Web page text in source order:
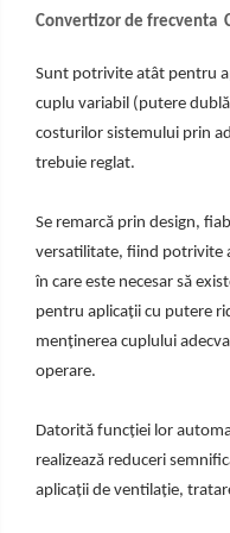
Convertizor de frecventa
Sunt potrivite atât pentru
cuplu variabil (putere
costurilor sistemului prin
trebuie reglat.
Se remarcă prin design,
versatilitate, fiind potrivite
în care este necesar să
pentru aplicații cu putere
menținerea cuplului
operare.
Datorită funcției lor
realizează reduceri
aplicații de ventilație,